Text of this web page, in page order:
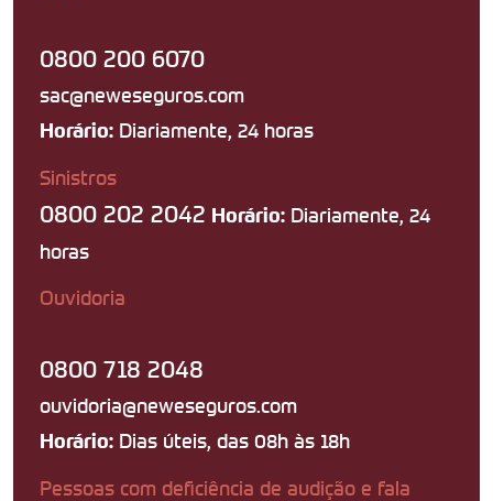
0800 200 6070
sac@neweseguros.com
Horário: Diariamente, 24 horas
Sinistros
0800 202 2042 Horário: Diariamente, 24
horas
Ouvidoria
0800 718 2048
ouvidoria@neweseguros.com
Horário: Dias úteis, das 08h às 18h
Pessoas com deficiência de audição e fala